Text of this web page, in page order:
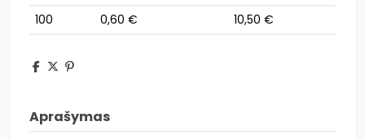
100
0,60 € 10,50 €
Aprašymas